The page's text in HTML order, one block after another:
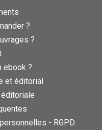
?
?
ebook ?
et éditorial
éditoriale
- RGPD